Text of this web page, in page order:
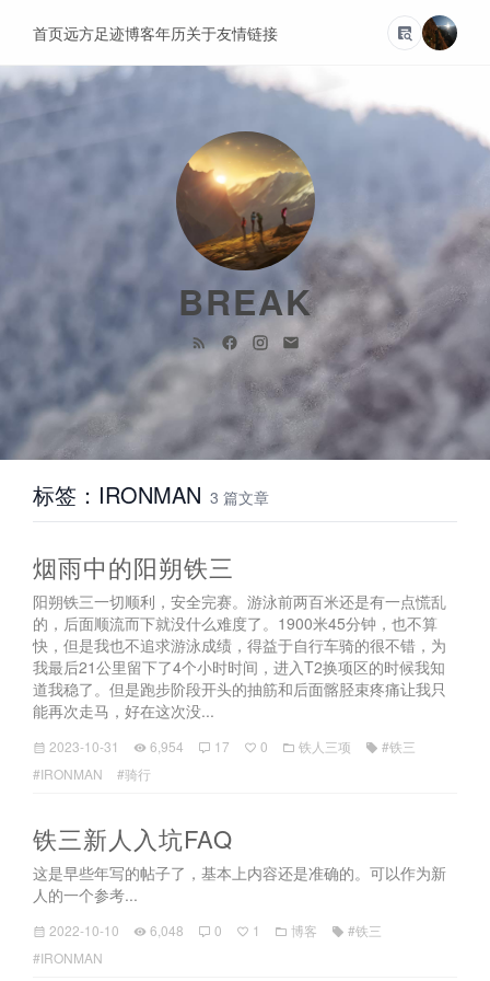
BREAK
首页远方足迹博客年历关于友情链接
标签：IRONMAN 3 篇文章
烟雨中的阳朔铁三
阳朔铁三一切顺利，安全完赛。游泳前两百米还是有一点慌乱
的，后面顺流而下就没什么难度了。1900米45分钟，也不算
快，但是我也不追求游泳成绩，得益于自行车骑的很不错，为
我最后21公里留下了4个小时时间，进入T2换项区的时候我知
道我稳了。但是跑步阶段开头的抽筋和后面髂胫束疼痛让我只
能再次走马，好在这次没...
2023-10-31 6,954 17 0 铁人三项
#铁三
#IRONMAN
#骑行
铁三新人入坑FAQ
这是早些年写的帖子了，基本上内容还是准确的。可以作为新
人的一个参考...
2022-10-10 6,048 0 1 博客
#铁三
#IRONMAN